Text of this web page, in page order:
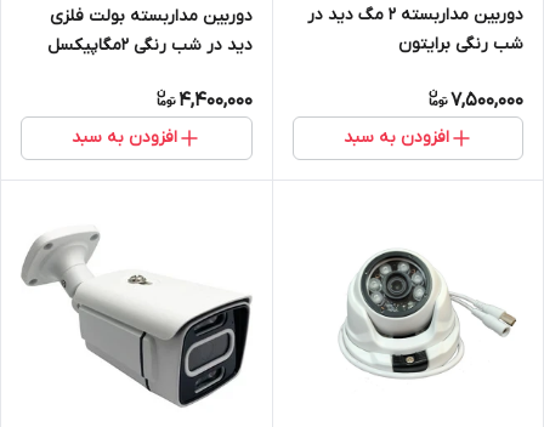
دوربین مداربسته 2 مگ دید در
شب رنگی برایتون
7,500,000
افزودن به سبد
دوربین مداربسته بولت فلزی
دید در شب رنگی 2مگاپیکسل
4,400,000
افزودن به سبد